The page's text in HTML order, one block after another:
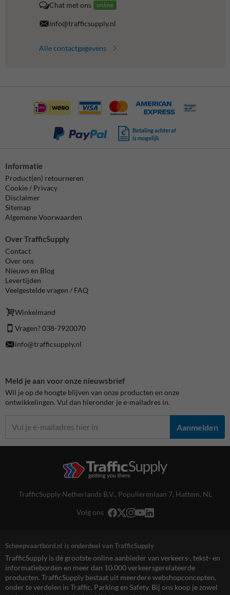
Chat met ons online
info@trafficsupply.nl
Alle contactgegevens
Betaling achteraf
is mogelijk
Informatie
Product(en) retourneren
Cookie / Privacy
Disclaimer
Sitemap
Algemene Voorwaarden
Over TrafficSupply
Contact
Over ons
Nieuws en Blog
Levertijden
Veelgestelde vragen / FAQ
Winkelmand
Vragen? 038-7920070
info@trafficsupply.nl
Meld je aan voor onze nieuwsbrief
Wil je op de hoogte blijven van onze producten en onze
ontwikkelingen. Vul dan hieronder je e-mailadres in.
Aanmelden
TrafficSupply Netherlands B.V., Populierenlaan 7, Hattem, NL
Volg ons
Scheepvaartbord.nl is onderdeel van TrafficSupply
TrafficSupply is dé grootste online aanbieder van verkeers-, tekst- en
informatieborden en meer dan 10.000 verkeersgerelateerde
producten. TrafficSupply bestaat uit meerdere webshopconcepten,
onder te verdelen in Traffic, Parking en Safety. Bij ons koop je zowel